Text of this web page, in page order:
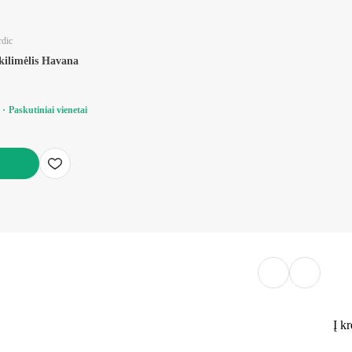
Havana
Paskutiniai vienetai
Į